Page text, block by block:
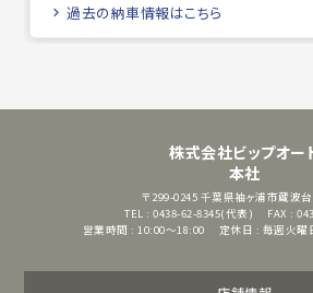
過去の納車情報はこちら
株式会社ビップオー
本社
〒299-0245 千葉県袖ヶ浦市蔵波
TEL : 0438-62-8345(代表)
FAX :
営業時間 : 10:00～18:00
定休日 : 毎週火曜